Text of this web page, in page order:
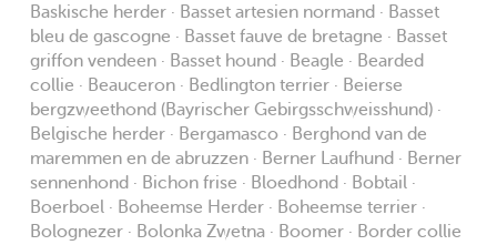
Baskische herder · Basset artesien normand · Basset
bleu de gascogne · Basset fauve de bretagne · Basset
griffon vendeen · Basset hound · Beagle · Bearded
collie · Beauceron · Bedlington terrier · Beierse
bergzweethond (Bayrischer Gebirgsschweisshund) ·
Belgische herder · Bergamasco · Berghond van de
maremmen en de abruzzen · Berner Laufhund · Berner
sennenhond · Bichon frise · Bloedhond · Bobtail ·
Boerboel · Boheemse Herder · Boheemse terrier ·
Bolognezer · Bolonka Zwetna · Boomer · Border collie